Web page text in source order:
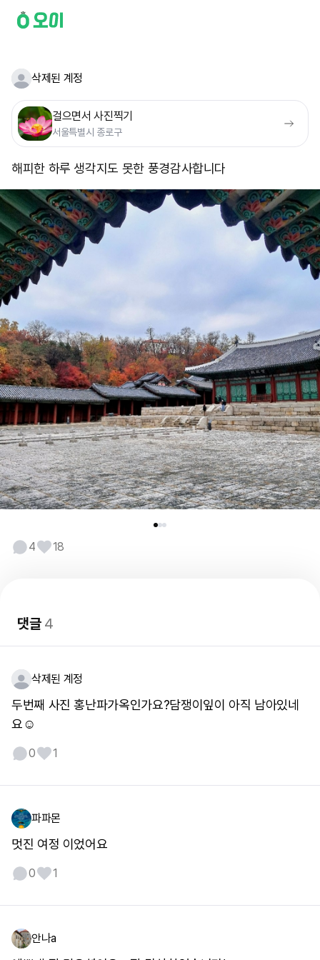
삭제된 계정
걸으면서 사진찍기
서울특별시 종로구
해피한 하루 생각지도 못한 풍경 ​감사합니다
4 18
댓글4
삭제된 계정
두번째 사진 홍난파가옥인가요?담쟁이잎이 아직 남아있네
요☺️
0 1
파파몬
멋진 여정 이었어요
0 1
안나a